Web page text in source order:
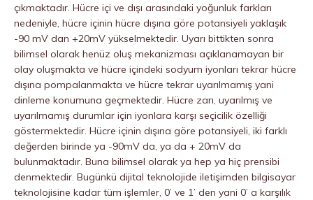
çıkmaktadır. Hücre içi ve dışı arasındaki yoğunluk farkları
nedeniyle, hücre içinin hücre dışına göre potansiyeli yaklaşık
-90 mV dan +20mV yükselmektedir. Uyarı bittikten sonra
bilimsel olarak henüz oluş mekanizması açıklanamayan bir
olay oluşmakta ve hücre içindeki sodyum iyonları tekrar hücre
dışına pompalanmakta ve hücre tekrar uyarılmamış yani
dinleme konumuna geçmektedir. Hücre zarı, uyarılmış ve
uyarılmamış durumlar için iyonlara karşı seçicilik özelliği
göstermektedir. Hücre içinin dışına göre potansiyeli, iki farklı
değerden birinde ya -90mV da, ya da + 20mV da
bulunmaktadır. Buna bilimsel olarak ya hep ya hiç prensibi
denmektedir. Bugünkü dijital teknolojide iletişimden bilgisayar
teknolojisine kadar tüm işlemler, 0’ ve 1’ den yani 0’ a karşılık